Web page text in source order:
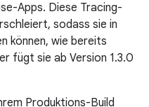
Apps. Diese Tracing-
sodass sie in
können, wie bereits
fügt sie ab Version 1.3.0
Produktions-Build